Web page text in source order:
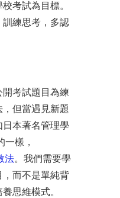
考試為目標。
練思考，多認
考試題目為練
但當遇見新題
本著名管理學
一樣，
法。我們需要學
，而不是單純背
思維模式。